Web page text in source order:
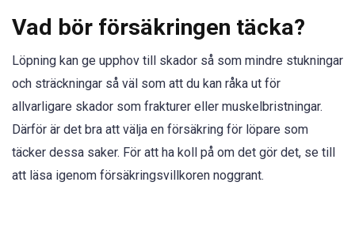
Vad bör försäkringen täcka?
Löpning kan ge upphov till skador så som mindre stukningar
och sträckningar så väl som att du kan råka ut för
allvarligare skador som frakturer eller muskelbristningar.
Därför är det bra att välja en försäkring för löpare som
täcker dessa saker. För att ha koll på om det gör det, se till
att läsa igenom försäkringsvillkoren noggrant.